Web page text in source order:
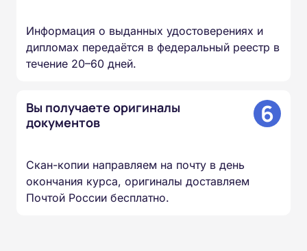
Информация о выданных удостоверениях и
дипломах передаётся в федеральный реестр в
течение 20–60 дней.
Вы получаете оригиналы
документов
6
Скан-копии направляем на почту в день
окончания курса, оригиналы доставляем
Почтой России бесплатно.